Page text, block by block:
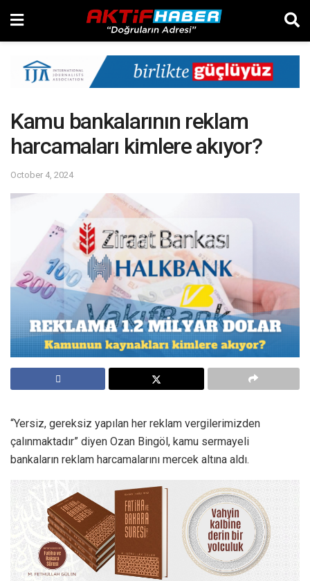
Kamu bankalarının reklam
harcamaları kimlere akıyor?
October 4, 2024
“Yersiz, gereksiz yapılan her reklam vergilerimizden
çalınmaktadır” diyen Ozan Bingöl, kamu sermayeli
bankaların reklam harcamalarını mercek altına aldı.